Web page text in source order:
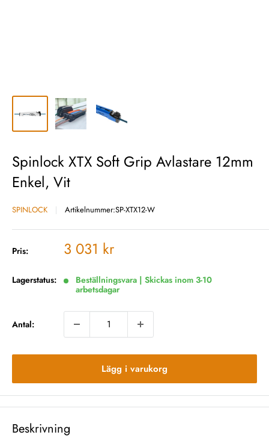
Spinlock XTX Soft Grip Avlastare 12mm
Enkel, Vit
SPINLOCK Artikelnummer:SP-XTX12-W
Pris: Vårt
3 031 kr
Lagerstatus:
Beställningsvara | Skickas inom 3-10
arbetsdagar
Antal:
Lägg i varukorg
Beskrivning